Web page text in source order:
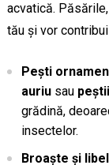
acvatică.
tău și vor
Pești
auriusau
grădină,
insectelor.
Broaște și